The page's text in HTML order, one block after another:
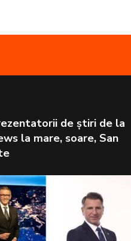
de știri de la
la mare, soare, San